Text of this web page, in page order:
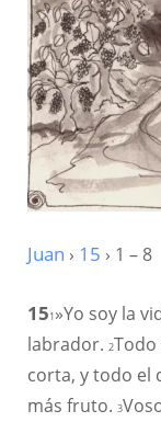
Juan › 15 › 1 – 8
151 »Yo soy la
labrador. 2
corta, y todo el
más fruto. 3